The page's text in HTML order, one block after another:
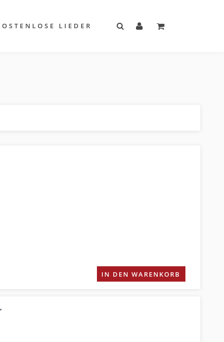
LIEDER
IN DEN WARENKORB